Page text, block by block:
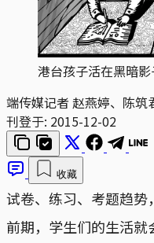
港台孩子活在黑暗影
端传媒记者 赵燕婷、陈筑
刊登于: 2015-12-02
收藏
试卷、练习、考题趋
前期，学生们的生活